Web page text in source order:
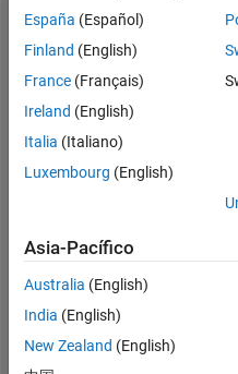
Sim's
Insignias
MATLAB
Answers Todo
Thankful Level 5
09 Mar 2022
España (Español)
Finland (English)
France (Français)
Ireland (English)
Italia (Italiano)
Luxembourg (English)
Asia-Pacífico
Australia (English)
India (English)
New Zealand (English)